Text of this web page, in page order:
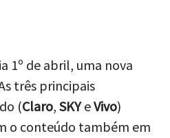
1º de abril, uma nova
três principais
(Claro, SKYeVivo)
o conteúdo também em